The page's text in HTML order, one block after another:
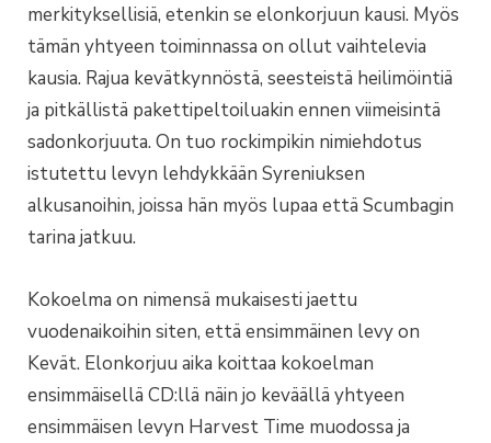
merkityksellisiä, etenkin se elonkorjuun kausi. Myös
tämän yhtyeen toiminnassa on ollut vaihtelevia
kausia. Rajua kevätkynnöstä, seesteistä heilimöintiä
ja pitkällistä pakettipeltoiluakin ennen viimeisintä
sadonkorjuuta. On tuo rockimpikin nimiehdotus
istutettu levyn lehdykkään Syreniuksen
alkusanoihin, joissa hän myös lupaa että Scumbagin
tarina jatkuu.
Kokoelma on nimensä mukaisesti jaettu
vuodenaikoihin siten, että ensimmäinen levy on
Kevät. Elonkorjuu aika koittaa kokoelman
ensimmäisellä CD:llä näin jo keväällä yhtyeen
ensimmäisen levyn Harvest Time muodossa ja